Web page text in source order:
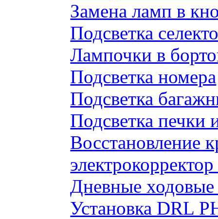
Замена ламп в
Подсветка
Лампочки в
Подсветка номера
Подсветка
Подсветка печки
Восстановление
Дневные ходовые
Установка DRL